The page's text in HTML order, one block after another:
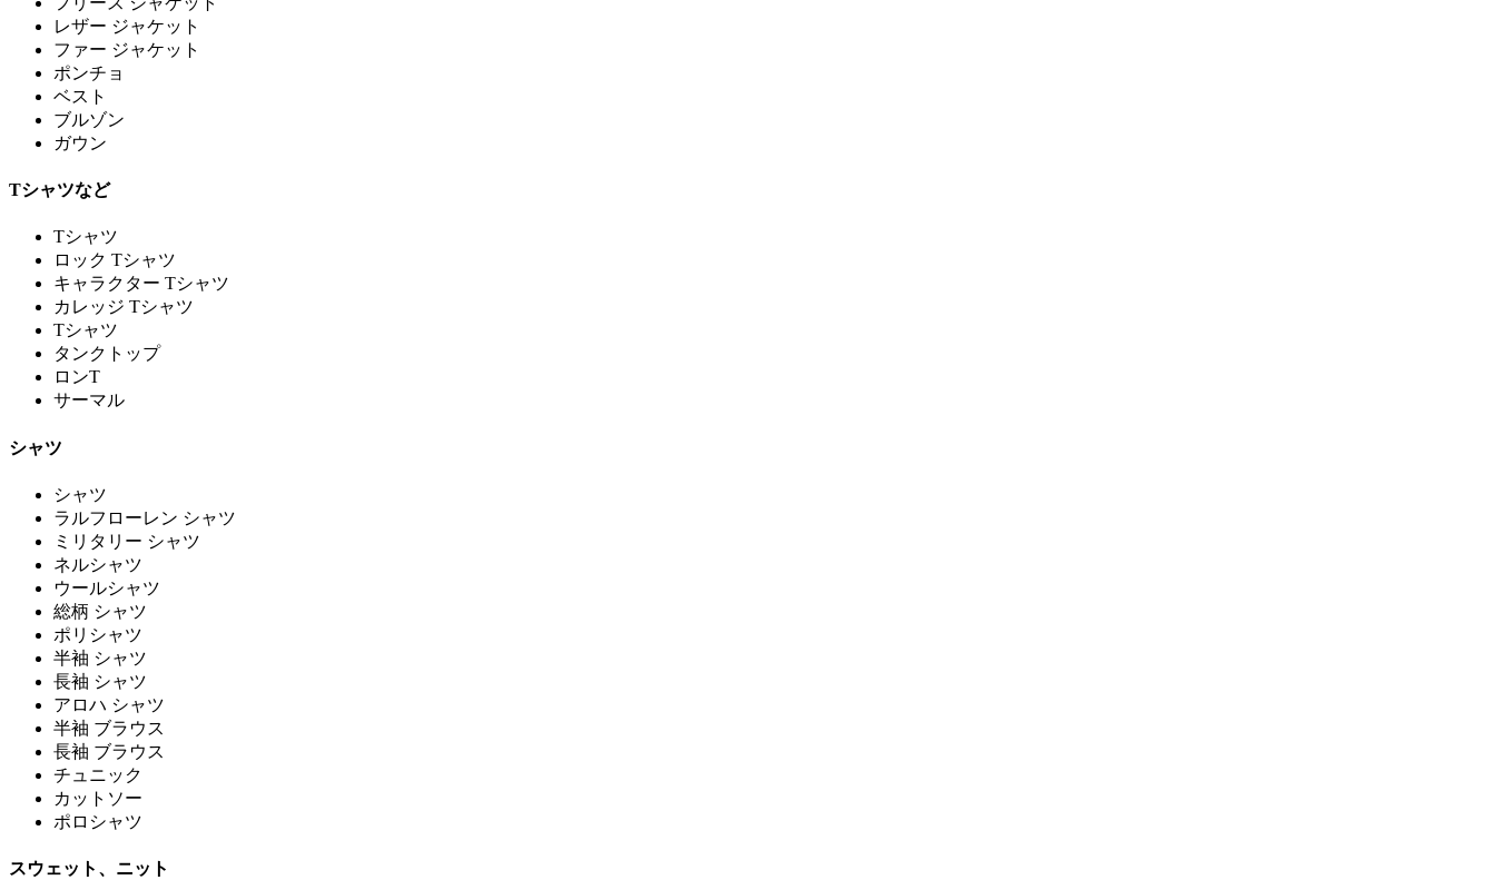
レザー ジャケット
ファー ジャケット
ポンチョ
ベスト
ブルゾン
ガウン
Tシャツなど
Tシャツ
ロック Tシャツ
キャラクター Tシャツ
カレッジ Tシャツ
Tシャツ
タンクトップ
ロンT
サーマル
シャツ
シャツ
ラルフローレン シャツ
ミリタリー シャツ
ネルシャツ
ウールシャツ
総柄 シャツ
ポリシャツ
半袖 シャツ
長袖 シャツ
アロハ シャツ
半袖 ブラウス
長袖 ブラウス
チュニック
カットソー
ポロシャツ
スウェット、ニット